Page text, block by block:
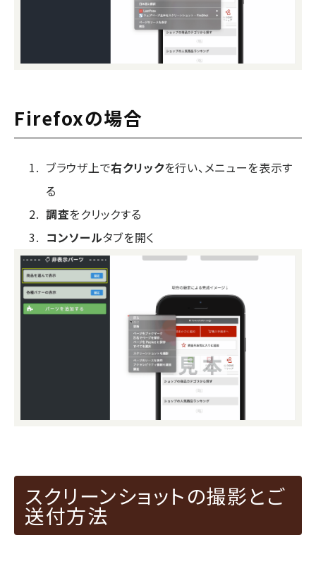
Firefoxの場合
ブラウザ上で右クリックを行い、メニューを表示す
る
調査をクリックする
コンソールタブを開く
スクリーンショットの撮影とご
送付方法